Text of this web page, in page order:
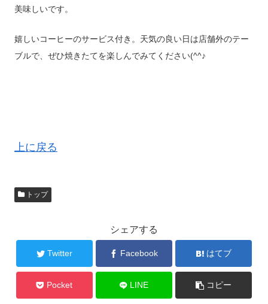
美味しいです。
嬉しいコーヒーのサービス付き。天気の良い日は店舗外のテー
ブルで、ぜひ焼きたてを楽しんでみてください(^^♪
上に戻る
トップ
シェアする
Twitter Facebook はてブ
Pocket LINE コピー